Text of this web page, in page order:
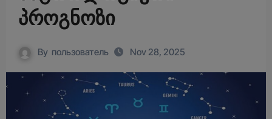
პროგნოზი
By пользователь Nov 28, 2025